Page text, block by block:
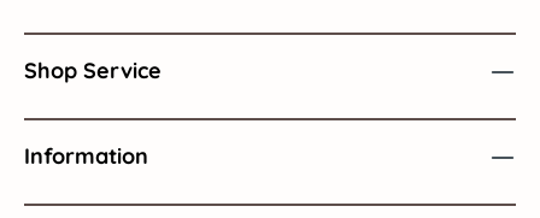
Shop Service
Information